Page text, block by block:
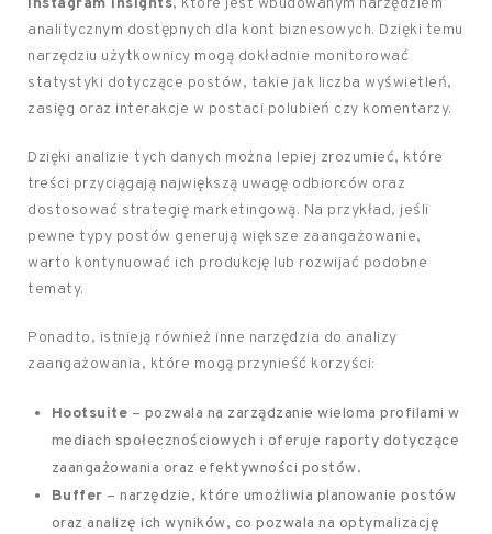
Instagram Insights, które jest wbudowanym narzędziem
analitycznym dostępnych dla kont biznesowych. Dzięki temu
narzędziu użytkownicy mogą dokładnie monitorować
statystyki dotyczące postów, takie jak liczba wyświetleń,
zasięg oraz interakcje w postaci polubień czy komentarzy.
Dzięki analizie tych danych można lepiej zrozumieć, które
treści przyciągają największą uwagę odbiorców oraz
dostosować strategię marketingową. Na przykład, jeśli
pewne typy postów generują większe zaangażowanie,
warto kontynuować ich produkcję lub rozwijać podobne
tematy.
Ponadto, istnieją również inne narzędzia do analizy
zaangażowania, które mogą przynieść korzyści:
Hootsuite – pozwala na zarządzanie wieloma profilami w
mediach społecznościowych i oferuje raporty dotyczące
zaangażowania oraz efektywności postów.
Buffer – narzędzie, które umożliwia planowanie postów
oraz analizę ich wyników, co pozwala na optymalizację